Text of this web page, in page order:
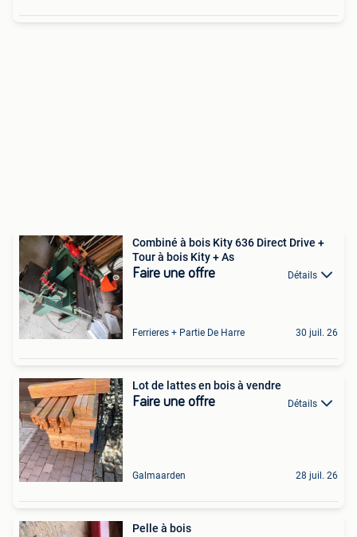
Combiné à bois Kity 636 Direct Drive +
Tour à bois Kity + As
Faire une offre Détails
Ferrieres + Partie De Harre 30 juil. 26
Lot de lattes en bois à vendre
Faire une offre Détails
Galmaarden 28 juil. 26
Pelle à bois